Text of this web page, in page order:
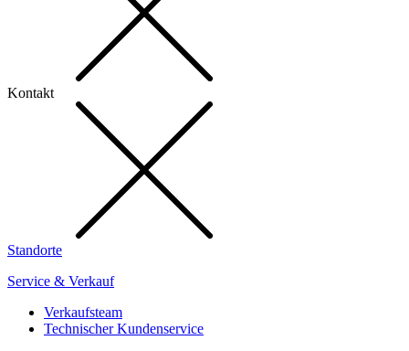
Kontakt
Standorte
Service & Verkauf
Verkaufsteam
Technischer Kundenservice